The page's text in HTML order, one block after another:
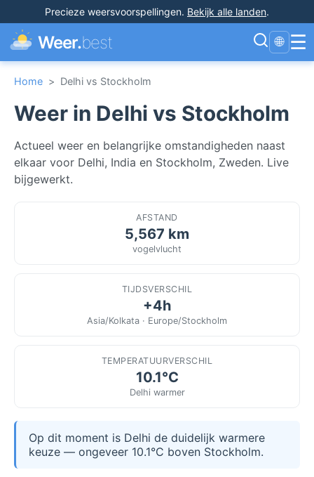
Precieze weersvoorspellingen. Bekijk alle landen.
Weer.best 🌐 ☰
Home > Delhi vs Stockholm
Weer in Delhi vs Stockholm
Actueel weer en belangrijke omstandigheden naast
elkaar voor Delhi, India en Stockholm, Zweden. Live
bijgewerkt.
AFSTAND
5,567 km
vogelvlucht
TIJDSVERSCHIL
+4h
Asia/Kolkata · Europe/Stockholm
TEMPERATUURVERSCHIL
10.1°C
Delhi warmer
Op dit moment is Delhi de duidelijk warmere
keuze — ongeveer 10.1°C boven Stockholm.